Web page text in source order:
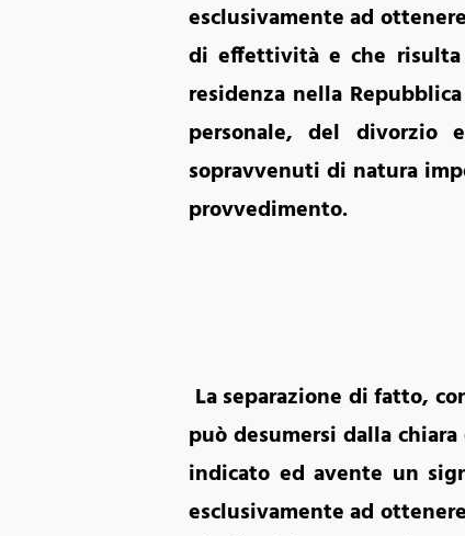
esclusivamente ad
di effettività e che risulta
residenza nella
personale, del divorzio
sopravvenuti di natura
provvedimento.
La separazione di fatto,
può desumersi dalla
indicato ed avente un
esclusivamente ad